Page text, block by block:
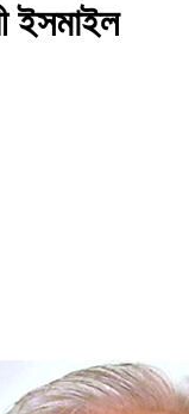
ইসমাইল